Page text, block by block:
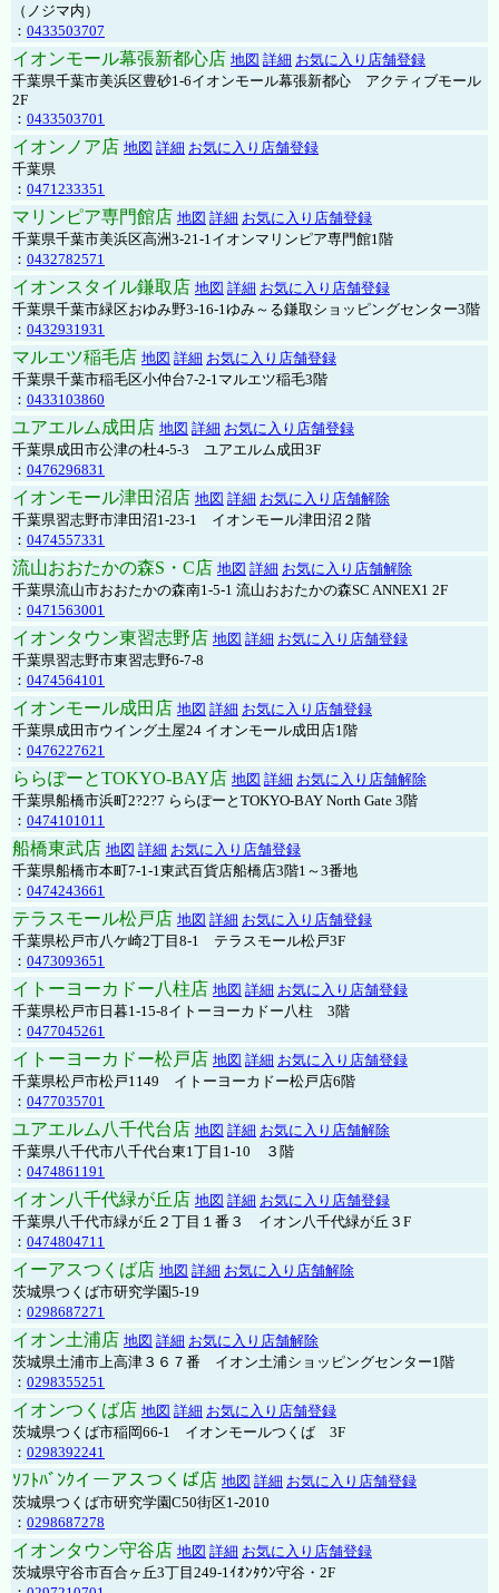
（ノジマ内）
： 0433503707
イオンモール幕張新都心店 地図 詳細 お気に入り店舗登録
千葉県千葉市美浜区豊砂1-6イオンモール幕張新都心 アクティブモール
2F
： 0433503701
イオンノア店 地図 詳細 お気に入り店舗登録
千葉県
： 0471233351
マリンピア専門館店 地図 詳細 お気に入り店舗登録
千葉県千葉市美浜区高洲3-21-1イオンマリンピア専門館1階
： 0432782571
イオンスタイル鎌取店 地図 詳細 お気に入り店舗登録
千葉県千葉市緑区おゆみ野3-16-1ゆみ～る鎌取ショッピングセンター3階
： 0432931931
マルエツ稲毛店 地図 詳細 お気に入り店舗登録
千葉県千葉市稲毛区小仲台7-2-1マルエツ稲毛3階
： 0433103860
ユアエルム成田店 地図 詳細 お気に入り店舗登録
千葉県成田市公津の杜4-5-3 ユアエルム成田3F
： 0476296831
イオンモール津田沼店 地図 詳細 お気に入り店舗解除
千葉県習志野市津田沼1-23-1 イオンモール津田沼２階
： 0474557331
流山おおたかの森S・C店 地図 詳細 お気に入り店舗解除
千葉県流山市おおたかの森南1-5-1 流山おおたかの森SC ANNEX1 2F
： 0471563001
イオンタウン東習志野店 地図 詳細 お気に入り店舗登録
千葉県習志野市東習志野6-7-8
： 0474564101
イオンモール成田店 地図 詳細 お気に入り店舗登録
千葉県成田市ウイング土屋24 イオンモール成田店1階
： 0476227621
ららぽーとTOKYO-BAY店 地図 詳細 お気に入り店舗解除
千葉県船橋市浜町2?2?7 ららぽーとTOKYO-BAY North Gate 3階
： 0474101011
船橋東武店 地図 詳細 お気に入り店舗登録
千葉県船橋市本町7-1-1東武百貨店船橋店3階1～3番地
： 0474243661
テラスモール松戸店 地図 詳細 お気に入り店舗登録
千葉県松戸市八ケ崎2丁目8-1 テラスモール松戸3F
： 0473093651
イトーヨーカドー八柱店 地図 詳細 お気に入り店舗登録
千葉県松戸市日暮1-15-8イトーヨーカドー八柱 3階
： 0477045261
イトーヨーカドー松戸店 地図 詳細 お気に入り店舗登録
千葉県松戸市松戸1149 イトーヨーカドー松戸店6階
： 0477035701
ユアエルム八千代台店 地図 詳細 お気に入り店舗解除
千葉県八千代市八千代台東1丁目1-10 ３階
： 0474861191
イオン八千代緑が丘店 地図 詳細 お気に入り店舗登録
千葉県八千代市緑が丘２丁目１番３ イオン八千代緑が丘３F
： 0474804711
イーアスつくば店 地図 詳細 お気に入り店舗解除
茨城県つくば市研究学園5-19
： 0298687271
イオン土浦店 地図 詳細 お気に入り店舗解除
茨城県土浦市上高津３６７番 イオン土浦ショッピングセンター1階
： 0298355251
イオンつくば店 地図 詳細 お気に入り店舗登録
茨城県つくば市稲岡66-1 イオンモールつくば 3F
： 0298392241
ｿﾌﾄﾊﾞﾝｸイーアスつくば店 地図 詳細 お気に入り店舗登録
茨城県つくば市研究学園C50街区1-2010
： 0298687278
イオンタウン守谷店 地図 詳細 お気に入り店舗登録
茨城県守谷市百合ヶ丘3丁目249-1ｲｵﾝﾀｳﾝ守谷・2F